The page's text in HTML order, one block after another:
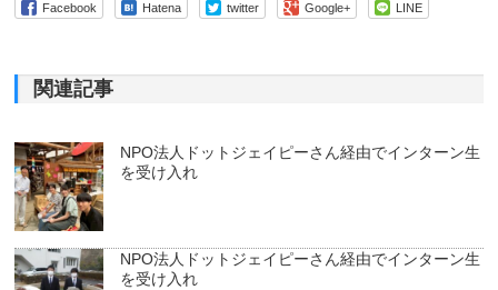
Facebook Hatena twitter Google+ LINE
関連記事
NPO法人ドットジェイピーさん経由でインターン生
を受け入れ
NPO法人ドットジェイピーさん経由でインターン生
を受け入れ